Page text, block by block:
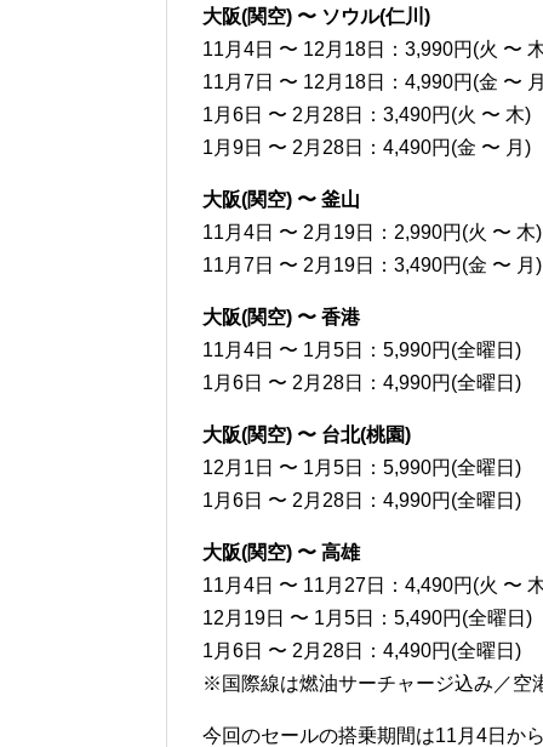
大阪(関空) 〜 ソウル(仁川)
11月4日 〜 12月18日：3,990円(火 〜
11月7日 〜 12月18日：4,990円(金 〜
1月6日 〜 2月28日：3,490円(火 〜 木)
1月9日 〜 2月28日：4,490円(金 〜 月)
大阪(関空) 〜 釜山
11月4日 〜 2月19日：2,990円(火 〜 木)
11月7日 〜 2月19日：3,490円(金 〜 月)
大阪(関空) 〜 香港
11月4日 〜 1月5日：5,990円(全曜日)
1月6日 〜 2月28日：4,990円(全曜日)
大阪(関空) 〜 台北(桃園)
12月1日 〜 1月5日：5,990円(全曜日)
1月6日 〜 2月28日：4,990円(全曜日)
大阪(関空) 〜 高雄
11月4日 〜 11月27日：4,490円(火 〜
12月19日 〜 1月5日：5,490円(全曜日)
1月6日 〜 2月28日：4,490円(全曜日)
※国際線は燃油サーチャージ込み／空
今回のセールの搭乗期間は11月4日か